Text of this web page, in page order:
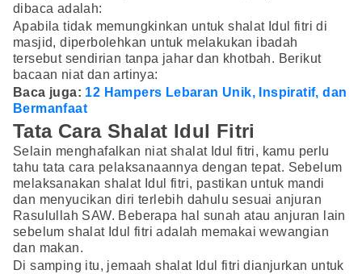
dibaca adalah:
Apabila tidak memungkinkan untuk shalat Idul fitri di
masjid, diperbolehkan untuk melakukan ibadah
tersebut sendirian tanpa jahar dan khotbah. Berikut
bacaan niat dan artinya:
Baca juga: 12 Hampers Lebaran Unik, Inspiratif, dan
Bermanfaat
Tata Cara Shalat Idul Fitri
Selain menghafalkan niat shalat Idul fitri, kamu perlu
tahu tata cara pelaksanaannya dengan tepat. Sebelum
melaksanakan shalat Idul fitri, pastikan untuk mandi
dan menyucikan diri terlebih dahulu sesuai anjuran
Rasulullah SAW. Beberapa hal sunah atau anjuran lain
sebelum shalat Idul fitri adalah memakai wewangian
dan makan.
Di samping itu, jemaah shalat Idul fitri dianjurkan untuk